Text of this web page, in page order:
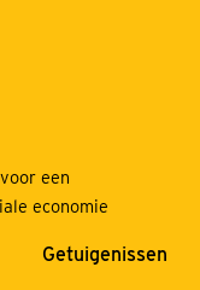
een
economie
Getuigenissen